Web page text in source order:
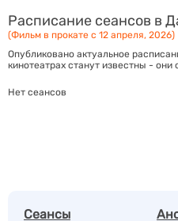
Расписание сеансов в
(Фильм в прокате с 12 апреля, 2026)
Опубликовано актуальное
кинотеатрах станут известны - они
Нет сеансов
Сеансы